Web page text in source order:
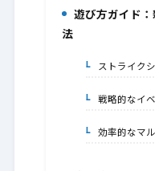
3.遊び方ガイド
法
3-1.ストライク
3-2.戦略的なイ
3-3.効率的なマ